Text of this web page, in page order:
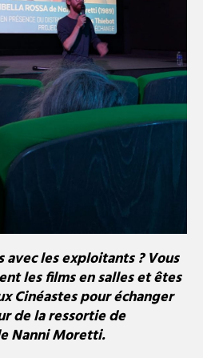
avec les exploitants ?Vous
les films en salles et êtes
Cinéastes pour échanger
de la ressortie de
Nanni Moretti.